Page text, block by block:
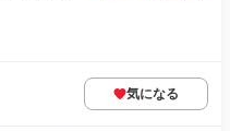
気になる